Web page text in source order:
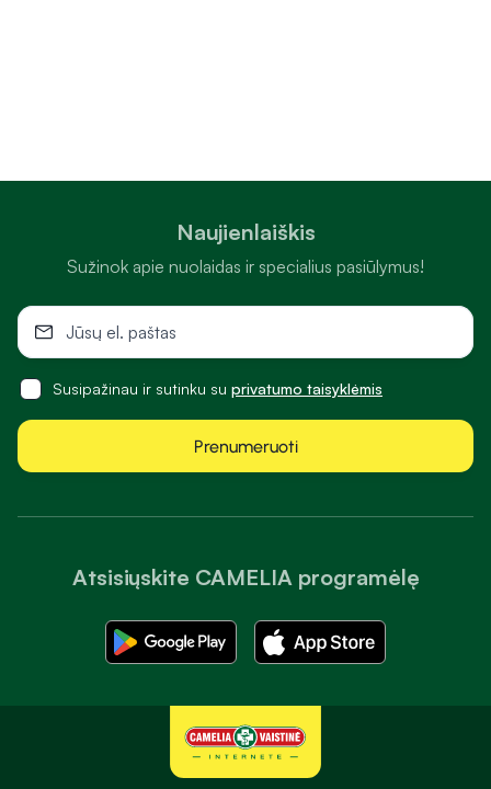
Atsisiųskite CAMELIA programėlę
Naujienlaiškis
Sužinok apie nuolaidas ir specialius pasiūlymus!
Susipažinau ir sutinku su privatumo taisyklėmis
Prenumeruoti